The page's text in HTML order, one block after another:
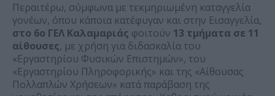
Περαιτέρω, σύμφωνα με τεκμηριωμένη καταγγελία
γονέων, όπου κάποια κατέφυγαν και στην Εισαγγελία,
στο 6ο ΓΕΛ Καλαμαριάς φοιτούν 13 τμήματα σε 11
αίθουσες, με χρήση για διδασκαλία του
«Εργαστηρίου Φυσικών Επιστημών», του
«Εργαστηρίου Πληροφορικής» και της «Αίθουσας
Πολλαπλών Χρήσεων» κατά παράβαση της